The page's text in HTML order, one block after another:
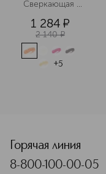
Сверкающая
1 284 ¤
2 140 ¤
+5
Горячая линия
8-800-100-00-05